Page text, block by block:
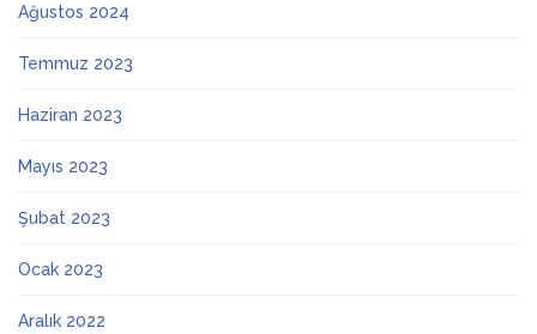
Ağustos 2024
Temmuz 2023
Haziran 2023
Mayıs 2023
Şubat 2023
Ocak 2023
Aralık 2022